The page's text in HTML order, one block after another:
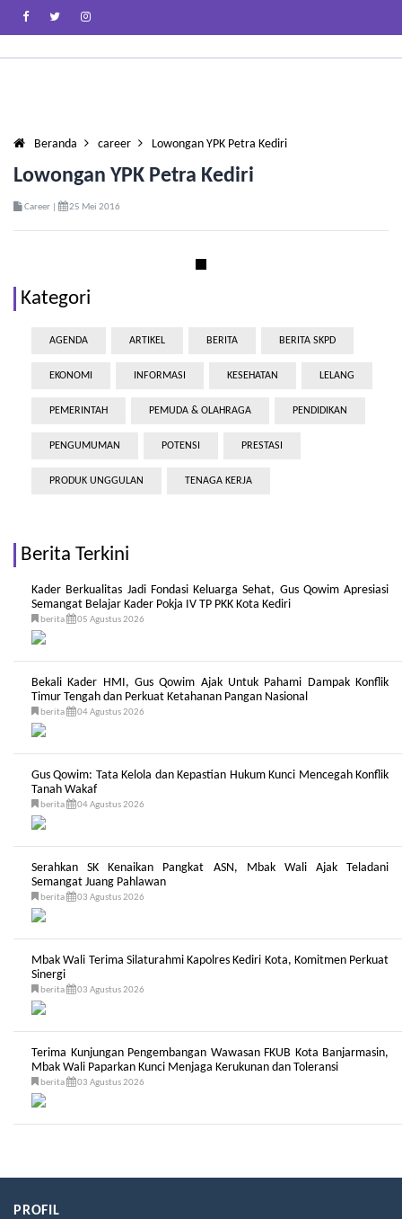
Beranda career Lowongan YPK Petra Kediri
Lowongan YPK Petra Kediri
Career | 25 Mei 2016
Kategori
AGENDA ARTIKEL BERITA BERITA SKPD
EKONOMI INFORMASI KESEHATAN LELANG
PEMERINTAH PEMUDA & OLAHRAGA PENDIDIKAN
PENGUMUMAN POTENSI PRESTASI
PRODUK UNGGULAN TENAGA KERJA
Berita Terkini
Kader Berkualitas Jadi Fondasi Keluarga Sehat, Gus Qowim Apresiasi
Semangat Belajar Kader Pokja IV TP PKK Kota Kediri
berita 05 Agustus 2026
Bekali Kader HMI, Gus Qowim Ajak Untuk Pahami Dampak Konflik
Timur Tengah dan Perkuat Ketahanan Pangan Nasional
berita 04 Agustus 2026
Gus Qowim: Tata Kelola dan Kepastian Hukum Kunci Mencegah Konflik
Tanah Wakaf
berita 04 Agustus 2026
Serahkan SK Kenaikan Pangkat ASN, Mbak Wali Ajak Teladani
Semangat Juang Pahlawan
berita 03 Agustus 2026
Mbak Wali Terima Silaturahmi Kapolres Kediri Kota, Komitmen Perkuat
Sinergi
berita 03 Agustus 2026
Terima Kunjungan Pengembangan Wawasan FKUB Kota Banjarmasin,
Mbak Wali Paparkan Kunci Menjaga Kerukunan dan Toleransi
berita 03 Agustus 2026
PROFIL